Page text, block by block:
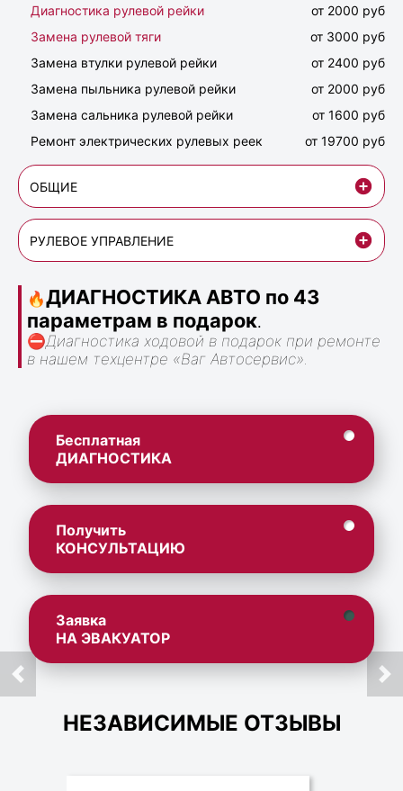
Диагностика рулевой рейки
от 2000 руб
Замена рулевой тяги
от 3000 руб
Замена втулки рулевой рейки
от 2400 руб
Замена пыльника рулевой рейки
от 2000 руб
Замена сальника рулевой рейки
от 1600 руб
Ремонт электрических рулевых реек
от 19700 руб
ОБЩИЕ
РУЛЕВОЕ УПРАВЛЕНИЕ
🔥ДИАГНОСТИКА АВТО по 43
параметрам в подарок.
⛔Диагностика ходовой в подарок при ремонте
в нашем техцентре «Ваг Автосервис».
Бесплатная
ДИАГНОСТИКА
Получить
КОНСУЛЬТАЦИЮ
Заявка
НА ЭВАКУАТОР
НЕЗАВИСИМЫЕ ОТЗЫВЫ